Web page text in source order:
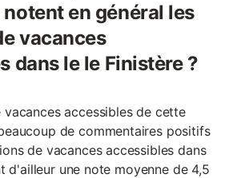
en général les
vacances
dans le le Finistère ?
vacances accessibles de cette
de commentaires positifs
de vacances accessibles dans
d'ailleur une note moyenne de 4,5